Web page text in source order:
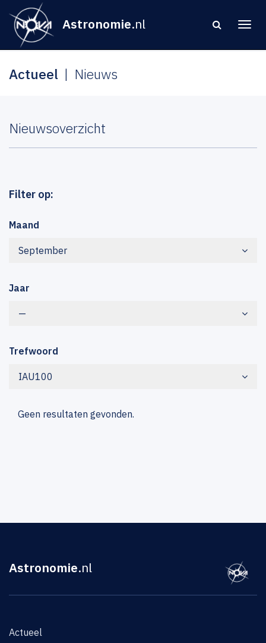
Astronomie.nl
Actueel Nieuws
Nieuwsoverzicht
Filter op:
Maand
September
Jaar
—
Trefwoord
IAU100
Geen resultaten gevonden.
Astronomie.nl
Actueel